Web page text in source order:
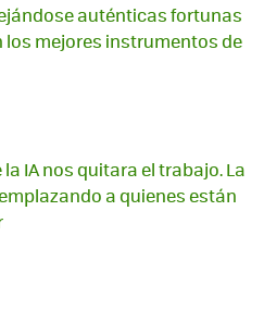
auténticas fortunas
los mejores instrumentos de
IA nos quitara el trabajo. La
a quienes están